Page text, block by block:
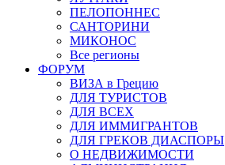
ПЕЛОПОННЕС
САНТОРИНИ
МИКОНОС
Все регионы
ФОРУМ
ВИЗА в Грецию
ДЛЯ ТУРИСТОВ
ДЛЯ ВСЕХ
ДЛЯ ИММИГРАНТОВ
ДЛЯ ГРЕКОВ ДИАСПОРЫ
О НЕДВИЖИМОСТИ